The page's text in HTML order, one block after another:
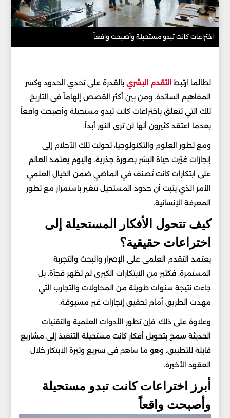
اختراعات كانت تبدو مستحيلة وأصبحت واقعاً
لطالما ارتبط التقدم البشري بالقدرة على تحدي الحدود وكسر
المفاهيم السائدة. ومن بين أكثر القصص إلهاماً في التاريخ
تلك التي تتعلق باختراعات كانت تبدو مستحيلة وأصبحت واقعاً
بعدما اعتقد كثيرون أنها لن ترى النور أبداً.
ومع تطور العلوم والتكنولوجيا، تحولت تلك الأحلام إلى
إنجازات غيّرت حياة البشر بصورة جذرية. واليوم يعتمد العالم
على ابتكارات كانت تُصنف في الماضي ضمن الخيال العلمي.
الأمر الذي يثبت أن حدود المستحيل تتغير باستمرار مع تطور
المعرفة الإنسانية.
كيف تتحول الأفكار المستحيلة إلى
اختراعات حقيقية؟
يعتمد التقدم العلمي على الإصرار والبحث والتجربة
المستمرة. فكثير من الابتكارات الكبرى لم تظهر فجأة. بل
جاءت نتيجة سنوات طويلة من المحاولات والتجارب التي
مهدت الطريق أمام تحقيق إنجازات غير مسبوقة.
وعلاوة على ذلك، فإن تطور الأدوات العلمية والتقنيات
الحديثة سمح بتحويل أفكار كانت مستحيلة التنفيذ إلى مشاريع
قابلة للتطبيق. وهو ما ساهم في تسريع وتيرة الابتكار خلال
العقود الأخيرة.
أبرز اختراعات كانت تبدو مستحيلة
وأصبحت واقعاً